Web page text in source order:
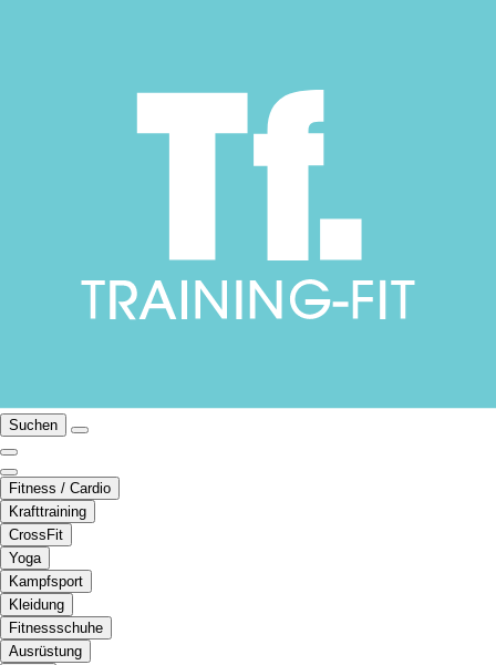
Suchen
Fitness / Cardio
Krafttraining
CrossFit
Yoga
Kampfsport
Kleidung
Fitnessschuhe
Ausrüstung